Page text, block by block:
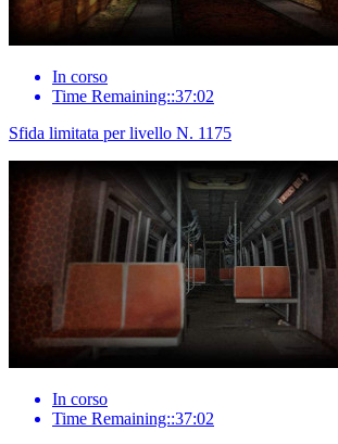
In corso
Time Remaining::37:02
Sfida limitata per livello N. 1175
In corso
Time Remaining::37:02